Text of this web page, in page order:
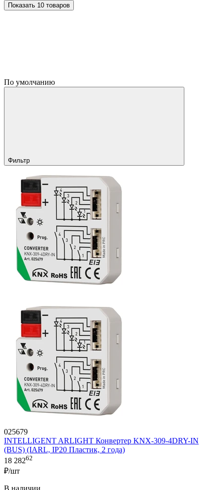
Показать 10 товаров
По умолчанию
Фильтр
025679
INTELLIGENT ARLIGHT Конвертер KNX-309-4DRY-IN
(BUS) (IARL, IP20 Пластик, 2 года)
18 28262
₽/шт